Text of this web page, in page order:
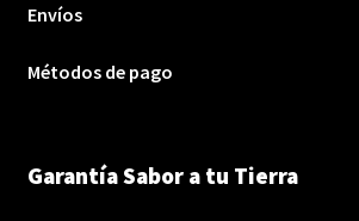
Envíos
Métodos de pago
Garantía Sabor a tu Tierra